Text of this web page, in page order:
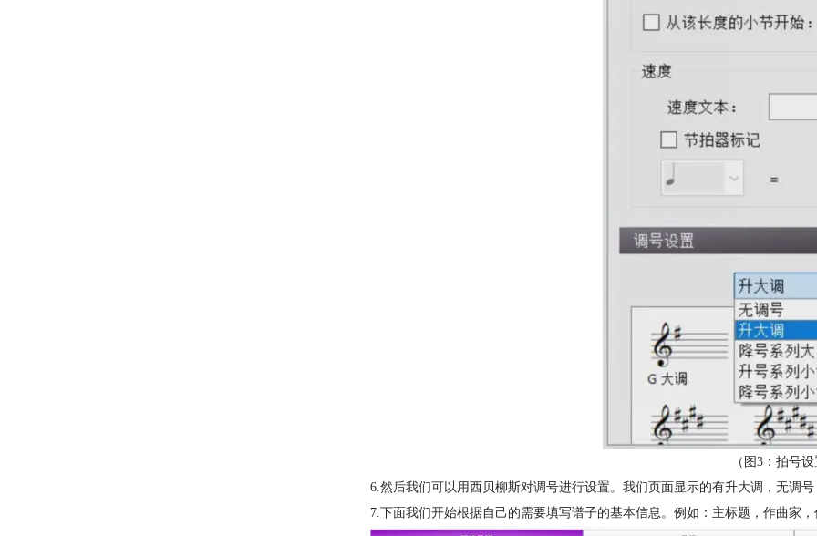
（图3：拍号
6.然后我们可以用西贝柳斯对调号进行设置。我们页面显示的有升大调，无调
7.下面我们开始根据自己的需要填写谱子的基本信息。例如：主标题，作曲家